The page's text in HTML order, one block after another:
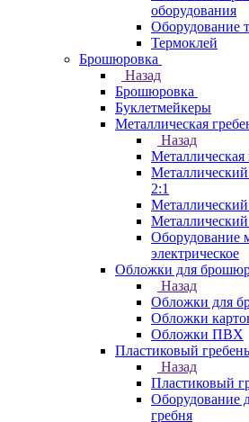
оборудования
Оборудование
Термоклей
Брошюровка
Назад
Брошюровка
Буклетмейкеры
Металлическая
Назад
Металлическая
2:1
Оборудование
электрическое
Обложки для
Назад
Обложки для
Обложки
Обложки ПВХ
Пластиковый гребень
Назад
Пластиковый
Оборудование
гребня